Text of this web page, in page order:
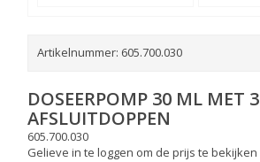
Artikelnummer: 605.700.030
DOSEERPOMP 30 ML MET 3
AFSLUITDOPPEN
605.700.030
Gelieve in te loggen om de prijs te bekijken